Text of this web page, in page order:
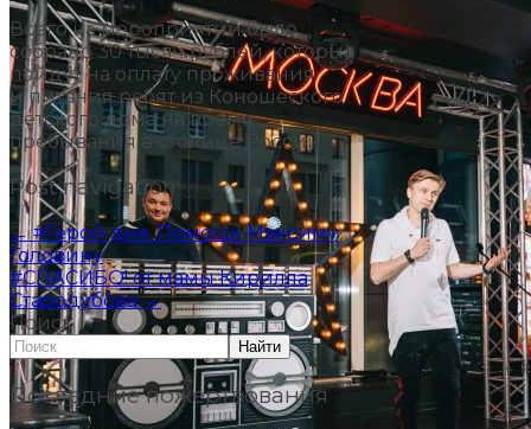
Всего на мероприятии было
собрано 30 тысяч рублей, которые
пойдут на оплату проживания
и питания ребят из Коношеского
детского дома на время
пребывания в столице России.
Post navigation
←#Герой дня. Помощь Максиму
Головину
#СПАСИБО! от мамы Кирилла
Стародубова→
Поиск
Найти
Последние пожертвования